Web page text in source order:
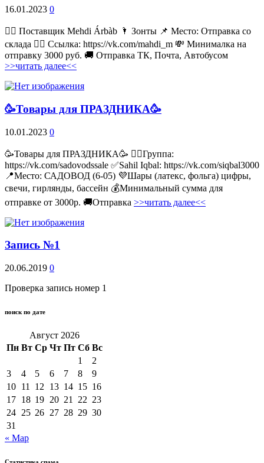
16.01.2023 0
💁‍♂ Поставщик Mehdi Árbàb 🌂 Зонты 📌 Место: Отправка со
склада 👉🏻 Ссылка: https://vk.com/mahdi_m 💸 Минималка на
отправку 3000 руб. 🚚 Отправка ТК, Почта, Автобусом
>>читать далее<<
🥳Товары для ПРАЗДНИКА🥳
10.01.2023 0
🥳Товары для ПРАЗДНИКА🥳 👉🏻Группа:
https://vk.com/sadovodssale ✅Sahil Iqbal: https://vk.com/siqbal3000
📍Место: САДОВОД (6-05) 💜Шары (латекс, фольга) цифры,
свечи, гирлянды, бассейн 💰Минимальный сумма для
отправке от 3000р. 🚚Отправка >>читать далее<<
Запись №1
20.06.2019 0
Проверка запись номер 1
поиск по дате
Август 2026
Пн Вт Ср Чт Пт Сб Вс
1
2
3
4 5 6 7 8
9
10 11 12 13 14 15 16
17 18 19 20 21 22 23
24 25 26 27 28 29 30
31
« Мар